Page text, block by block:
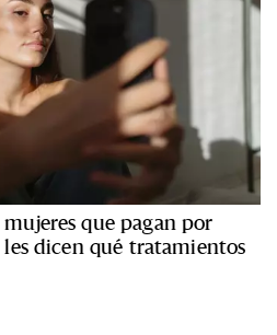
que pagan por
les dicen qué tratamientos